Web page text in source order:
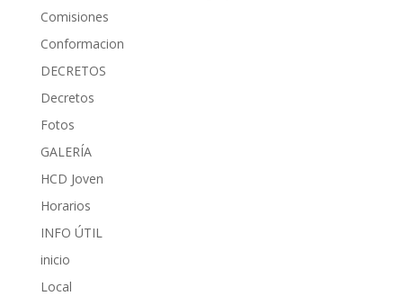
Comisiones
Conformacion
DECRETOS
Decretos
Fotos
GALERÍA
HCD Joven
Horarios
INFO ÚTIL
inicio
Local